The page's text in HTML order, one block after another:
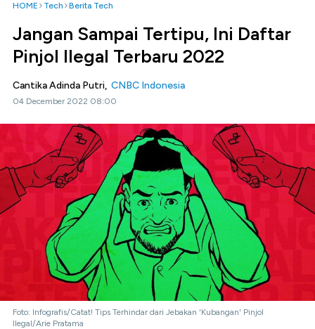
HOME Tech Berita Tech
Jangan Sampai Tertipu, Ini Daftar
Pinjol Ilegal Terbaru 2022
Cantika Adinda Putri, CNBC Indonesia
04 December 2022 08:00
Foto: Infografis/Catat! Tips Terhindar dari Jebakan 'Kubangan' Pinjol
Ilegal/Arie Pratama